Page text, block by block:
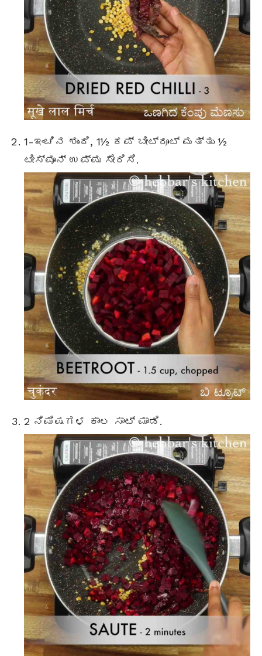
1-ಇಂಚಿನ ಶುಂಠಿ, 1½ ಕಪ್ ಬೀಟ್ರೂಟ್ ಮತ್ತು ½
ಟೀಸ್ಪೂನ್ ಉಪ್ಪು ಸೇರಿಸಿ.
2 ನಿಮಿಷಗಳ ಕಾಲ ಸಾಟ್ ಮಾಡಿ.